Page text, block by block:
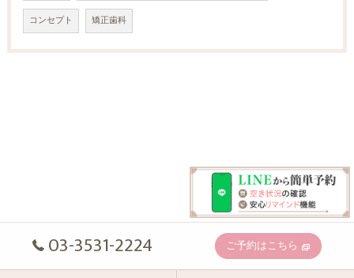
コンセプト 矯正歯科
03-3531-2224 ご予約はこちら